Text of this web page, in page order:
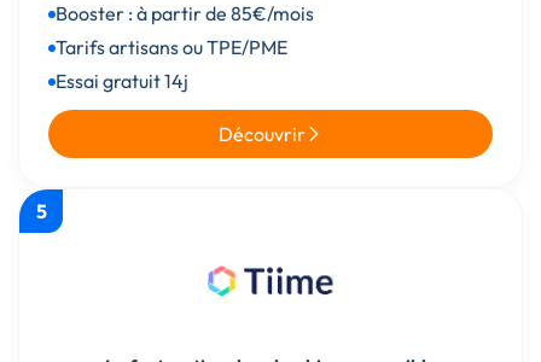
Booster : à partir de 85€/mois
Tarifs artisans ou TPE/PME
Essai gratuit 14j
Découvrir
5